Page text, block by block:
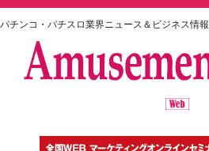
パチンコ・パチスロ業界ニュース＆ビジネス情報